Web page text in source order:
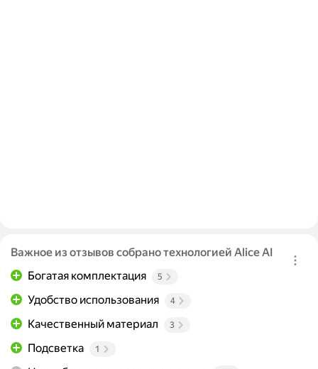
Важное из отзывов собрано технологией Alice AI
Богатая комплектация
5
Удобство использования 4
Качественный материал 3
Подсветка 1